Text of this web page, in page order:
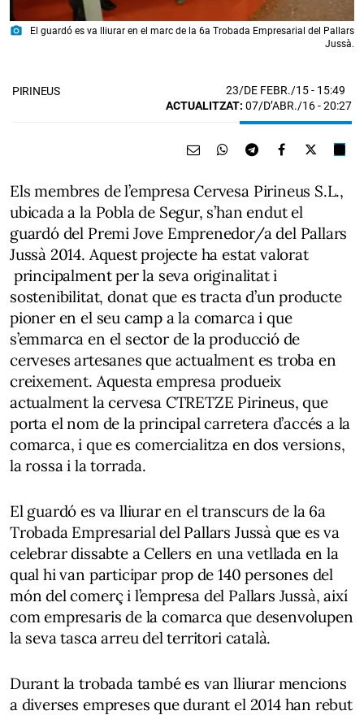
photo_camera
El guardó es va lliurar en el marc de la 6a Trobada Empresarial del Pallars
Jussà.
PIRINEUS 23/DE FEBR./15- 15:49
ACTUALITZAT: 07/D’ABR./16 - 20:27
Els membres de l’empresa Cervesa Pirineus S.L.,
ubicada a la Pobla de Segur, s’han endut el
guardó del Premi Jove Emprenedor/a del Pallars
Jussà 2014. Aquest projecte ha estat valorat
principalment per la seva originalitat i
sostenibilitat, donat que es tracta d’un producte
pioner en el seu camp a la comarca i que
s’emmarca en el sector de la producció de
cerveses artesanes que actualment es troba en
creixement. Aquesta empresa produeix
actualment la cervesa CTRETZE Pirineus, que
porta el nom de la principal carretera d’accés a la
comarca, i que es comercialitza en dos versions,
la rossa i la torrada.
El guardó es va lliurar en el transcurs de la 6a
Trobada Empresarial del Pallars Jussà que es va
celebrar dissabte a Cellers en una vetllada en la
qual hi van participar prop de 140 persones del
món del comerç i l’empresa del Pallars Jussà, així
com empresaris de la comarca que desenvolupen
la seva tasca arreu del territori català.
Durant la trobada també es van lliurar mencions
a diverses empreses que durant el 2014 han rebut